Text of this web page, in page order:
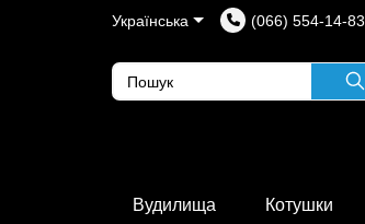
Українська (066) 554-14-83
Вудилища Котушки